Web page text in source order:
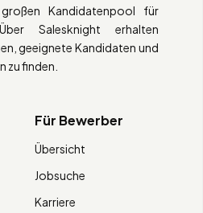
Kandidatenpool für
Salesknight erhalten
geeignete Kandidaten und
zu finden.
Für Bewerber
Übersicht
Jobsuche
Karriere